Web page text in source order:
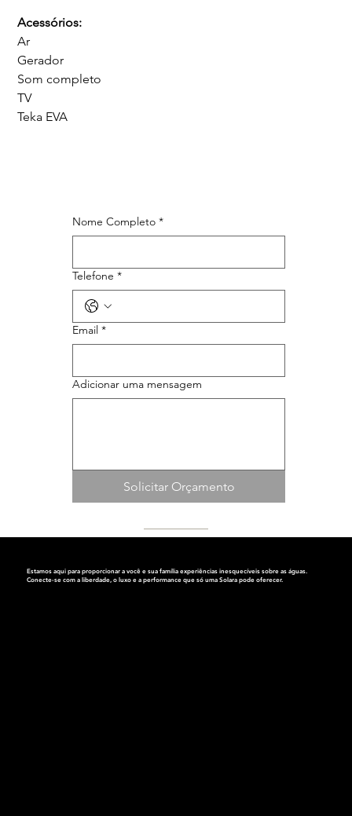
Acessórios:
Ar
Gerador
Som completo
TV
Teka EVA
Nome Completo *
Telefone *
Email *
Adicionar uma mensagem
Solicitar Orçamento
Estamos aqui para proporcionar a você e sua família experiências inesquecíveis sobre as águas.
Conecte-se com a liberdade, o luxo e a performance que sóuma Solara pode oferecer.